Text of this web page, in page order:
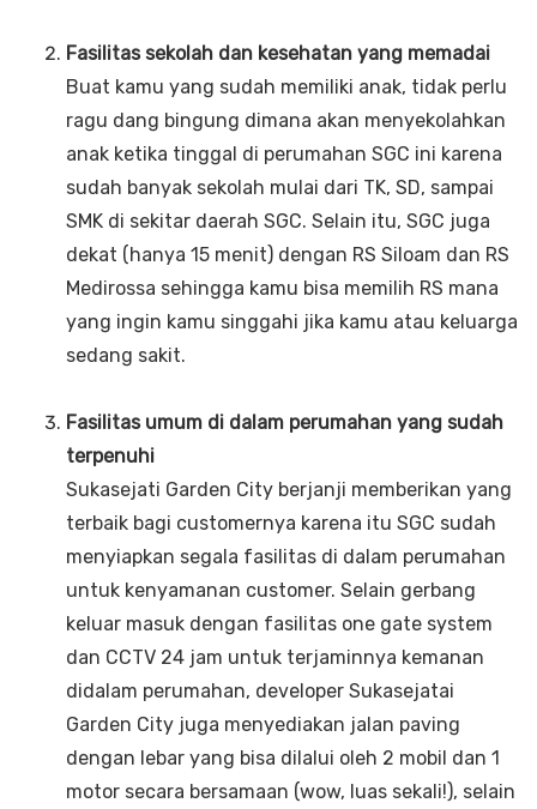
Fasilitas sekolah dan kesehatan yang memadai
Buat kamu yang sudah memiliki anak, tidak perlu
ragu dang bingung dimana akan menyekolahkan
anak ketika tinggal di perumahan SGC ini karena
sudah banyak sekolah mulai dari TK, SD, sampai
SMK di sekitar daerah SGC. Selain itu, SGC juga
dekat (hanya 15 menit) dengan RS Siloam dan RS
Medirossa sehingga kamu bisa memilih RS mana
yang ingin kamu singgahi jika kamu atau keluarga
sedang sakit.
Fasilitas umum di dalam perumahan yang sudah
terpenuhi
Sukasejati Garden City berjanji memberikan yang
terbaik bagi customernya karena itu SGC sudah
menyiapkan segala fasilitas di dalam perumahan
untuk kenyamanan customer. Selain gerbang
keluar masuk dengan fasilitas one gate system
dan CCTV 24 jam untuk terjaminnya kemanan
didalam perumahan, developer Sukasejatai
Garden City juga menyediakan jalan paving
dengan lebar yang bisa dilalui oleh 2 mobil dan 1
motor secara bersamaan (wow, luas sekali!), selain